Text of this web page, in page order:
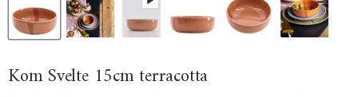
Kom Svelte 15cm terracotta